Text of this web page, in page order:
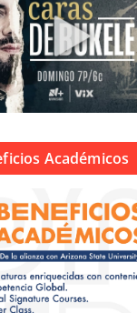
Académicos